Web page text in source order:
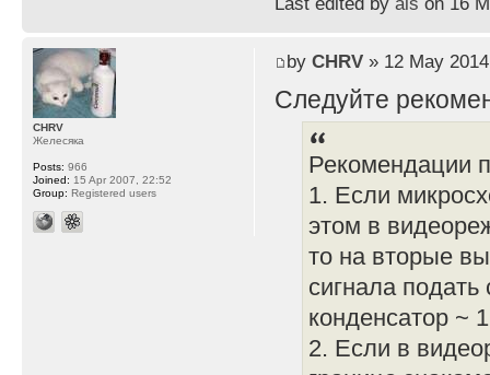
by CHRV» 12 May
Следуйте
Рекомендации
1. Если
этом в
то на вторые
сигнала
конденсатор ~
2. Если в
CHRV
Желесяка
Posts: 966
Joined: 15 Apr 2007, 22:52
Group: Registered users